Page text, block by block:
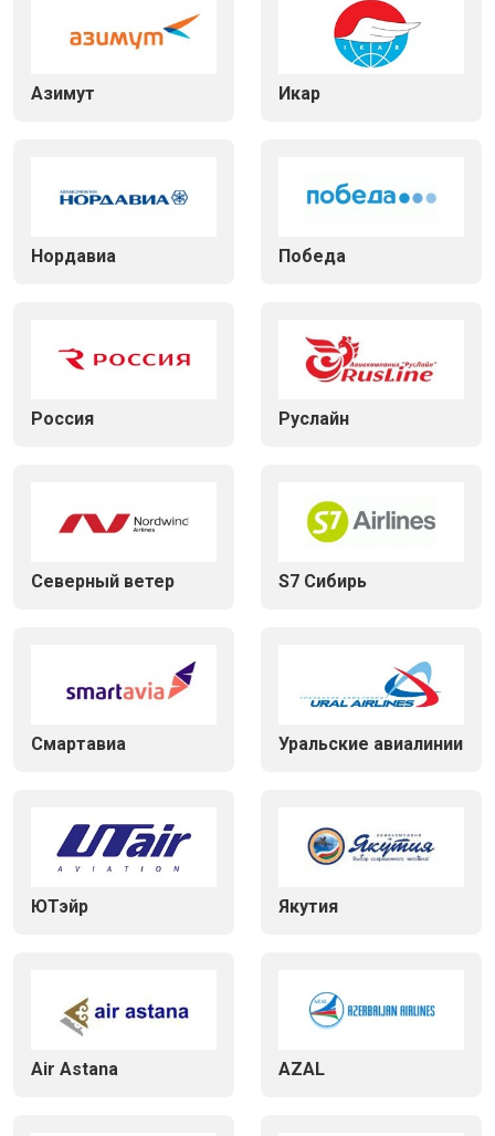
Азимут Икар
Нордавиа Победа
Россия Руслайн
Северный ветер S7 Сибирь
Смартавиа Уральские авиалинии
ЮТэйр Якутия
Air Astana AZAL